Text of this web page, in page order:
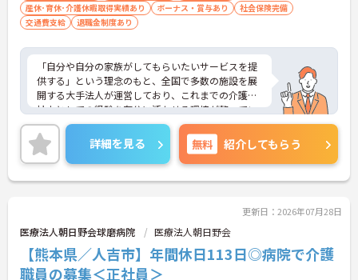
【ご家族も安心できる、圧倒的な福利厚生が整って
います】
や、教育サービスの70%割引など、生活全体を支え
る独自の福利厚生が利用できます。
・小学校3年生までの時短・夜勤免除制度があり、
男性の育休取得実績も豊富なため、ライフステージ
が変化しても安心です。
【プライベートとの両立がしやすい環境です】
・有給取得促進手当の支給や、5連休以上の長期休
暇を取得できる仕組みがあり、しっかりと心身をリ
フレッシュできます。
く、新しい方もこれまでの経験を活かしてすぐに馴
染める温かい社風です。
産休･育休･介護休暇取得実績あり
ボーナス・賞与あり
社会保険完備
交通費支給
退職金制度あり
「自分や自分の家族がしてもらいたいサービスを提
供する」という理念のもと、全国で多数の施設を展
開する大手法人が運営しており、これまでの介護福
祉士としての経験を存分に活かせる環境が整ってい
ます。最大の魅力は、専門性を正当に評価する独自
の社内資格「マジ神制度」。認知症ケア等の分野で
認定されると最大月4万円の手当が加算され、確実
な収入アップが可能です。また、スマホでの記録入
力や睡眠センサー等のDX化により、夜間業務などの
象となる年間3万円の医療費補助など大手ならでは
の圧倒的な福利厚生のもと、ケアマネジャーへのス
テップアップ等、介護のプロとして長期的なキャリ
アを築けます。
詳細を見る 無料 紹介してもらう
更新日：2026年07月28日
医療法人朝日野会球磨病院 医療法人朝日野会
【熊本県／人吉市】年間休日113日◎病院で介護
職員の募集＜正社員＞